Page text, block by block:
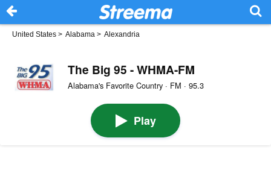
United States > Alabama > Alexandria
The Big 95 - WHMA-FM
Alabama's Favorite Country · FM · 95.3
Play